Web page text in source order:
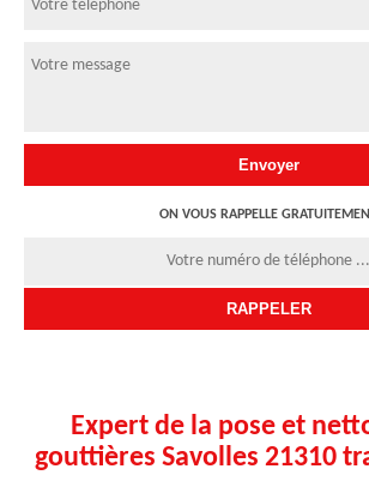
ON VOUS RAPPELLE
Expert de la pose et
gouttières Savolles 21310